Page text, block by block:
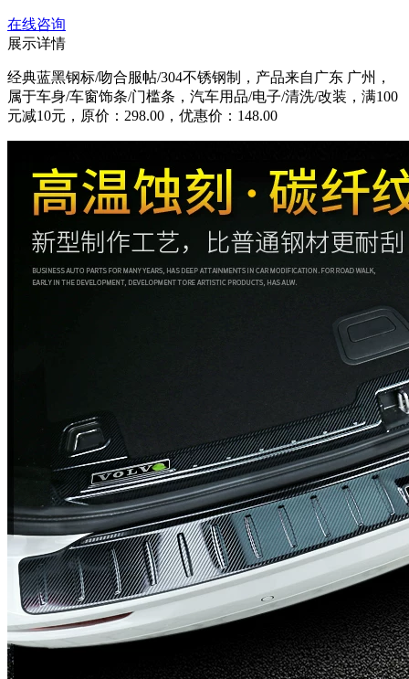
在线咨询
展示详情
经典蓝黑钢标/吻合服帖/304不锈钢制，产品来自广东 广州，
属于车身/车窗饰条/门槛条，汽车用品/电子/清洗/改装，满100
元减10元，原价：298.00，优惠价：148.00